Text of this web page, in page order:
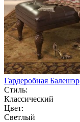
Гардеробная Балешэр
Стиль:
Классический
Цвет:
Светлый